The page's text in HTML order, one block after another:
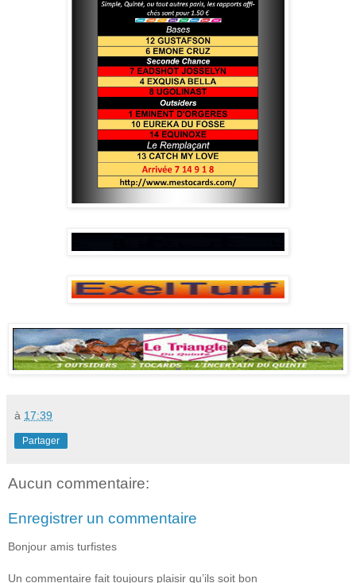
à 17:39
Partager
Aucun commentaire:
Enregistrer un commentaire
Bonjour amis turfistes
Un commentaire fait toujours plaisir qu’ils soit bon